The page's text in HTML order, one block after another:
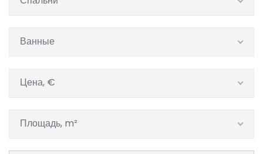
Ванные
Цена, €
Площадь, m²